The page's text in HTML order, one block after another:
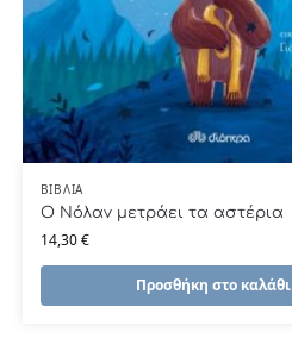
ΒΙΒΛΊΑ
Ο Νόλαν μετράει τα αστέρια
14,30€
Προσθήκη στο καλάθι